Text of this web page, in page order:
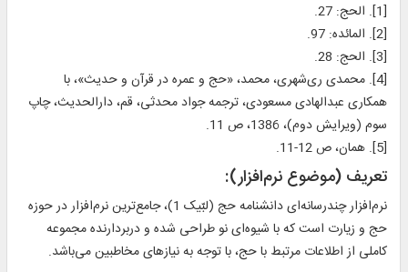
[1]. الحج: 27.
[2]. المائده: 97.
[3]. الحج: 28.
[4]. محمدی ری‌شهری، محمد، «حج و عمره در قرآن و حدیث»، با
همکاری عبدالهادی مسعودی، ترجمه جواد محدثی، قم، دارالحدیث، چاپ
سوم (ویرایش دوم)، 1386، ص 11.
[5]. همان، ص 12-11.
تعريف (موضوع نرم‌افزار):
نرم‌افزار چندرسانه‌ای دانشنامه حج (لبّيک 1)، جامع‌ترين نرم‌افزار در حوزه
حج و زيارت است که با شیوه‌ای نو طراحی شده و دربردارنده مجموعه
کاملی از اطلاعات مرتبط با حج، با توجه به نيازهای مخاطبين می‌باشد.